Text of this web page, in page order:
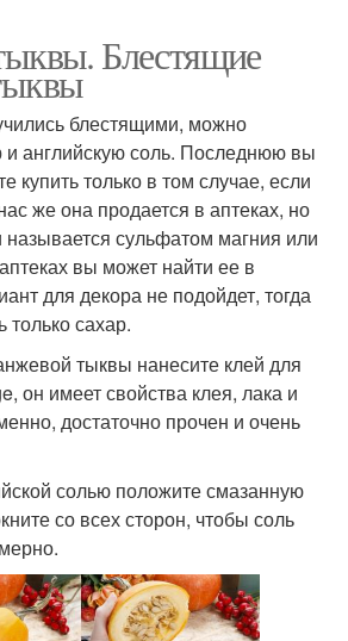
Блестящие
блестящими, можно
и английскую соль. Последнюю вы
купить только в том случае, если
же она продается в аптеках, но
называется сульфатом магния или
вы может найти ее в
для декора не подойдет, тогда
только сахар.
тыквы нанесите клей для
он имеет свойства клея, лака и
достаточно прочен и очень
солью положите смазанную
со всех сторон, чтобы соль